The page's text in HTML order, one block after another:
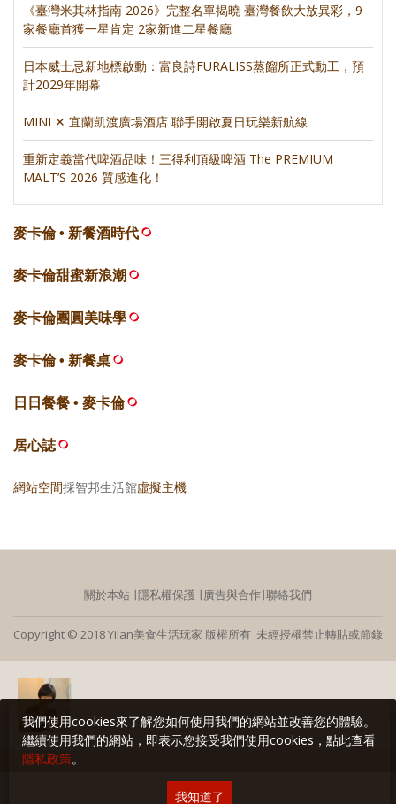
《臺灣米其林指南 2026》完整名單揭曉 臺灣餐飲大放異彩，9
家餐廳首獲一星肯定 2家新進二星餐廳
日本威士忌新地標啟動：富良詩FURALISS蒸餾所正式動工，預
計2029年開幕
MINI ✕ 宜蘭凱渡廣場酒店 聯手開啟夏日玩樂新航線
重新定義當代啤酒品味！三得利頂級啤酒 The PREMIUM
MALT’S 2026 質感進化！
麥卡倫 • 新餐酒時代
麥卡倫甜蜜新浪潮
麥卡倫團圓美味學
麥卡倫 • 新餐桌
日日餐餐 • 麥卡倫
居心誌
網站空間採智邦生活館虛擬主機
關於本站 ∣隱私權保護 ∣廣告與合作∣聯絡我們
Copyright © 2018 Yilan美食生活玩家 版權所有 未經授權禁止轉貼或節錄
我們使用cookies來了解您如何使用我們的網站並改善您的體驗。
繼續使用我們的網站，即表示您接受我們使用cookies，點此查看
隱私政策。
我知道了